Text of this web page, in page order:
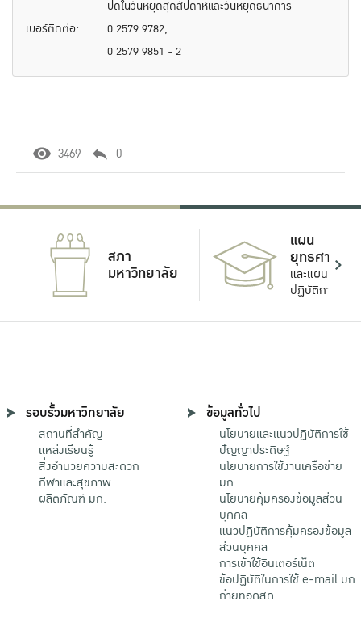
ปิดในวันหยุดสุดสัปดาห์และวันหยุดธนาคาร
เบอร์ติดต่อ:
0 2579 9782,
0 2579 9851 - 2
3469 0
สภา
มหาวิทยาลัย
แผน
ยุทธศาสตร์
และแผน
ปฏิบัติการ
รอบรั้วมหาวิทยาลัย
สถานที่สำคัญ
แหล่งเรียนรู้
สิ่งอำนวยความสะดวก
กีฬาและสุขภาพ
ผลิตภัณฑ์ มก.
ข้อมูลทั่วไป
นโยบายและแนวปฏิบัติการใช้
ปัญญาประดิษฐ์
นโยบายการใช้งานเครือข่าย
มก.
นโยบายคุ้มครองข้อมูลส่วน
บุคคล
แนวปฏิบัติการคุ้มครองข้อมูล
ส่วนบุคคล
การเข้าใช้อินเตอร์เน็ต
ข้อปฏิบัติในการใช้ e-mail มก.
ถ่ายทอดสด